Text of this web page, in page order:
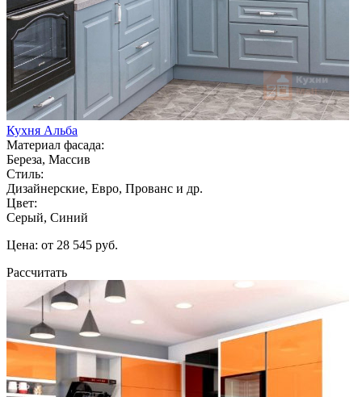
Кухня Альба
Материал фасада:
Береза, Массив
Стиль:
Дизайнерские, Евро, Прованс и др.
Цвет:
Серый, Синий
Цена: от 28 545 руб.
Рассчитать